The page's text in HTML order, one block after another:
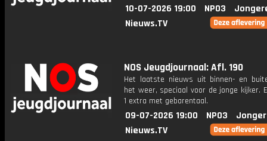
10-07-2026 19:00 NPO3
Nieuws.TV
NOS Jeugdjournaal: Afl. 190
Het laatste nieuws uit binnen- en
het weer, speciaal voor de jonge kijker.
1 extra met gebarentaal.
09-07-2026 19:00 NPO3
Nieuws.TV